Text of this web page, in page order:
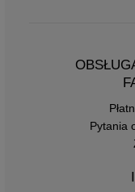
Pytania